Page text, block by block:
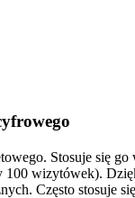
Stosuje się
wizytówek).
Często stosuje